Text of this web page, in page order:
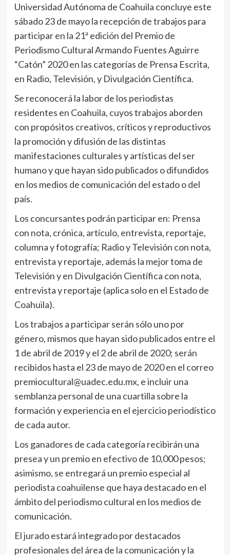
Universidad Autónoma de Coahuila concluye este
sábado 23 de mayo la recepción de trabajos para
participar en la 21ª edición del Premio de
Periodismo Cultural Armando Fuentes Aguirre
“Catón” 2020 en las categorías de Prensa Escrita,
en Radio, Televisión, y Divulgación Científica.
Se reconocerá la labor de los periodistas
residentes en Coahuila, cuyos trabajos aborden
con propósitos creativos, críticos y reproductivos
la promoción y difusión de las distintas
manifestaciones culturales y artísticas del ser
humano y que hayan sido publicados o difundidos
en los medios de comunicación del estado o del
país.
Los concursantes podrán participar en: Prensa
con nota, crónica, artículo, entrevista, reportaje,
columna y fotografía; Radio y Televisión con nota,
entrevista y reportaje, además la mejor toma de
Televisión y en Divulgación Científica con nota,
entrevista y reportaje (aplica solo en el Estado de
Coahuila).
Los trabajos a participar serán sólo uno por
género, mismos que hayan sido publicados entre el
1 de abril de 2019 y el 2 de abril de 2020; serán
recibidos hasta el 23 de mayo de 2020 en el correo
premiocultural@uadec.edu.mx, e incluir una
semblanza personal de una cuartilla sobre la
formación y experiencia en el ejercicio periodístico
de cada autor.
Los ganadores de cada categoría recibirán una
presea y un premio en efectivo de 10,000 pesos;
asimismo, se entregará un premio especial al
periodista coahuilense que haya destacado en el
ámbito del periodismo cultural en los medios de
comunicación.
El jurado estará integrado por destacados
profesionales del área de la comunicación y la